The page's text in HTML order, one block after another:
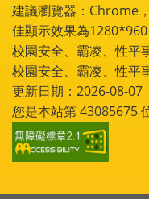
建議瀏覽器：Chrome
佳顯示效果為1280*960
校園安全、霸凌、性平
校園安全、霸凌、性
更新日期：2026-08-07
您是本站第43085675